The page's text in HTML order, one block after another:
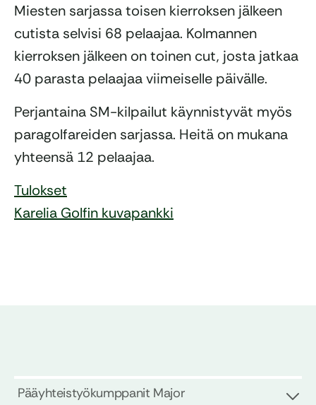
Miesten sarjassa toisen kierroksen jälkeen
cutista selvisi 68 pelaajaa. Kolmannen
kierroksen jälkeen on toinen cut, josta jatkaa
40 parasta pelaajaa viimeiselle päivälle.
Perjantaina SM-kilpailut käynnistyvät myös
paragolfareiden sarjassa. Heitä on mukana
yhteensä 12 pelaajaa.
Tulokset
Karelia Golfin kuvapankki
Pääyhteistyökumppanit Major